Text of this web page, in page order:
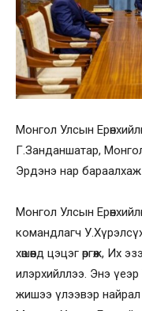
Монгол Улсын
Г.Занданшатар,
Эрдэнэ нар бараалхаж
Монгол Улсын
командлагч
хөшөөнд цэцэг өргөж, Их
илэрхийллээ. Энэ үеэр
жишээ үлээвэр найрал